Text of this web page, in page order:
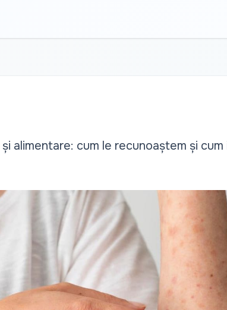
alimentare: cum le recunoaștem și